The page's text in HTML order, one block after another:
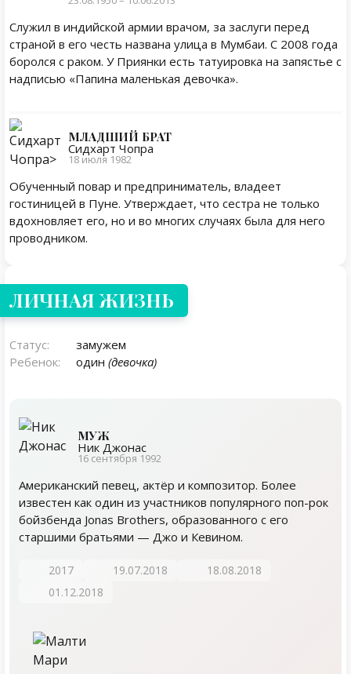
Служил в индийской армии врачом, за заслуги перед
страной в его честь названа улица в Мумбаи. С 2008 года
боролся с раком. У Приянки есть татуировка на запястье с
надписью «Папина маленькая девочка».
МЛАДШИЙ БРАТ
Сидхарт Чопра
18 июля 1982
Обученный повар и предприниматель, владеет
гостиницей в Пуне. Утверждает, что сестра не только
вдохновляет его, но и во многих случаях была для него
проводником.
Личная жизнь
ЛИЧНАЯ ЖИЗНЬ
Статус:
замужем
Ребенок:
один (девочка)
МУЖ
Ник Джонас
16 сентября 1992
Американский певец, актёр и композитор. Более
известен как один из участников популярного поп-рок
бойзбенда Jonas Brothers, образованного с его
старшими братьями — Джо и Кевином.
2017 19.07.2018
18.08.2018
01.12.2018